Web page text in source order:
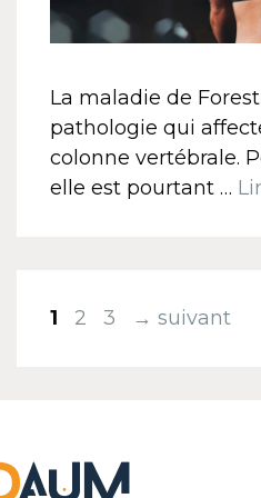
La maladie de
pathologie qui
colonne vertébrale.
elle est pourtant …
1 2 3 → suivant